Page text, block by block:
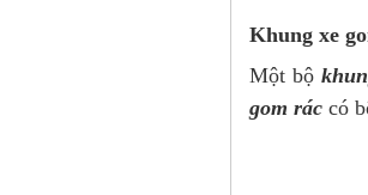
Khung xe
Một bộ
gom rác có